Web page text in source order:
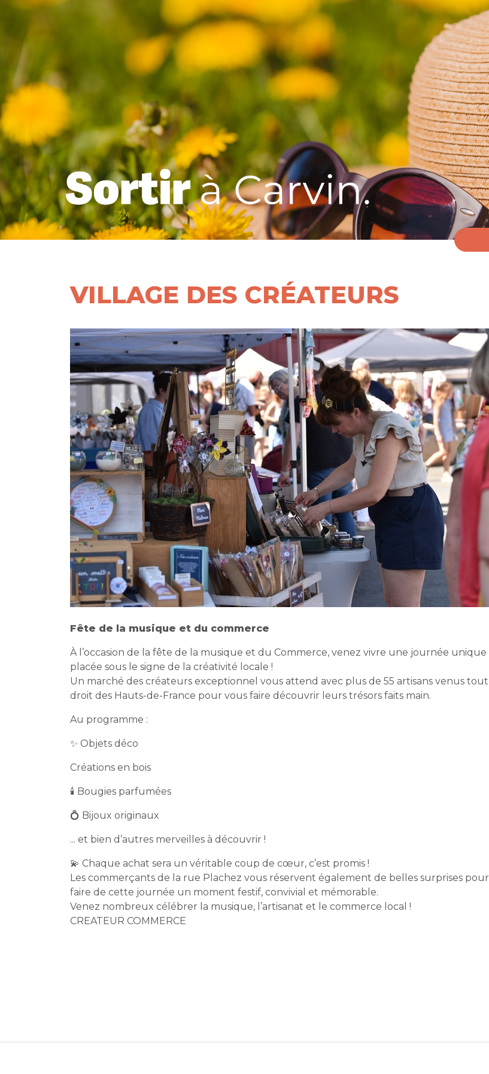
VILLAGE DES CRÉATEURS
Fête de la musique et du commerce
À l’occasion de la fête de la musique et du Commerce, venez vivre une journée unique
placée sous le signe de la créativité locale !
Un marché des créateurs exceptionnel vous attend avec plus de 55 artisans venus tout
droit des Hauts-de-France pour vous faire découvrir leurs trésors faits main.
Au programme :
✨ Objets déco
Créations en bois
🕯️ Bougies parfumées
💍 Bijoux originaux
... et bien d’autres merveilles à découvrir !
💫 Chaque achat sera un véritable coup de cœur, c’est promis !
Les commerçants de la rue Plachez vous réservent également de belles surprises pour
faire de cette journée un moment festif, convivial et mémorable.
Venez nombreux célébrer la musique, l’artisanat et le commerce local !
CREATEUR COMMERCE